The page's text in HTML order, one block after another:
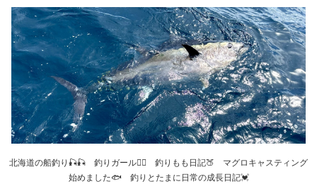
北海道の船釣り🎣🎣 釣りガール💁‍♀️ 釣りもも日記🍑 マグロキャスティング
始めました🐟 釣りとたまに日常の成長日記💓